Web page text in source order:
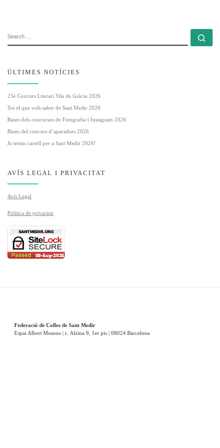
ÚLTIMES NOTÍCIES
23è Concurs Literari Vila de Gràcia 2026
Tot el que vols saber de Sant Medir 2026
Bases dels concursos de Fotografia i Instagram 2026
Bases del concurs d’aparadors 2026
Ja tenim cartell per a Sant Medir 2026!
AVÍS LEGAL I PRIVACITAT
Avís Legal
Política de privacitat
Federació de Colles de Sant Medir
Espai Albert Musons | c. Alzina 9, 1er pis | 08024 Barcelona